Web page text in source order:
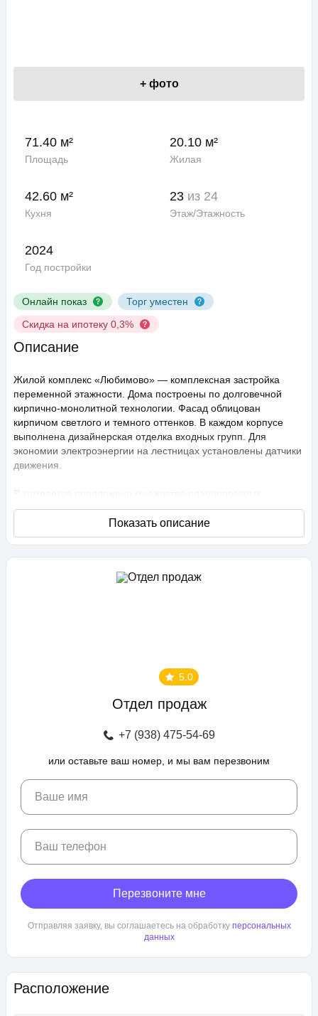
Онлайн показ
Торг уместен
Скидка на ипотеку 0,3%
+ фото
71.40 м²
Площадь
20.10 м²
Жилая
42.60 м²
Кухня
23 из 24
Этаж/Этажность
2024
Год постройки
Описание
Жилой комплекс «Любимово» — комплексная застройка
переменной этажности. Дома построены по долговечной
кирпично-монолитной технологии. Фасад облицован
кирпичом светлого и темного оттенков. В каждом корпусе
выполнена дизайнерская отделка входных групп. Для
экономии электроэнергии на лестницах установлены датчики
движения.
В комплексе предложено множество планировочных
решений: в наличии квартиры, как классического типа, так и
европланировки. Они сдаются с подчистовой отделкой,
высота потолков составляет 2,75 метра. В квартирах
расположены детские и спортивные площадки,
зоны отдыха с беседками, спроектирован бульвар и
автовладельцев предусмотрен крытый и гостевой паркинг.
ЖК «Любимово» находится в районе «Губернский». Внешняя
инфраструктура развита, в пешей доступности: школа,
детский сад, магазины, поликлиника, салоны красоты. До
центра Краснодара — 25 минут транспортом.
Расположение
5.0
Отдел продаж
+7 (938) 475-54-69
или оставьте ваш номер, и мы вам перезвоним
Ваше имя
Ваш телефон
Перезвоните мне
Отправляя заявку, вы соглашаетесь на обработку персональных
данных